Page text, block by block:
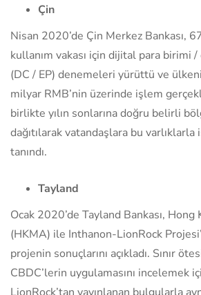
Çin
Nisan 2020’de Çin Merkez Bankası,
kullanım vakası için dijital para birimi
(DC / EP) denemeleri yürüttü ve
milyar RMB’nin üzerinde işlem
birlikte yılın sonlarına doğru belirli
dağıtılarak vatandaşlara bu varlıklarla
tanındı.
Tayland
Ocak 2020’de Tayland Bankası,
(HKMA) ile Inthanon-LionRock
projenin sonuçlarını açıkladı. Sınır
CBDC’lerin uygulamasını incelemek
LionRock’tan yayınlanan bulgularla